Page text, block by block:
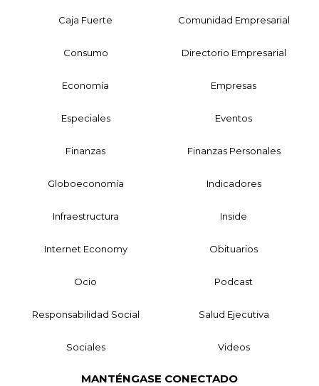
Caja Fuerte Comunidad Empresarial
Consumo Directorio Empresarial
Economía Empresas
Especiales Eventos
Finanzas Finanzas Personales
Globoeconomía Indicadores
Infraestructura Inside
Internet Economy Obituarios
Ocio Podcast
Responsabilidad Social Salud Ejecutiva
Sociales Videos
MANTÉNGASE CONECTADO